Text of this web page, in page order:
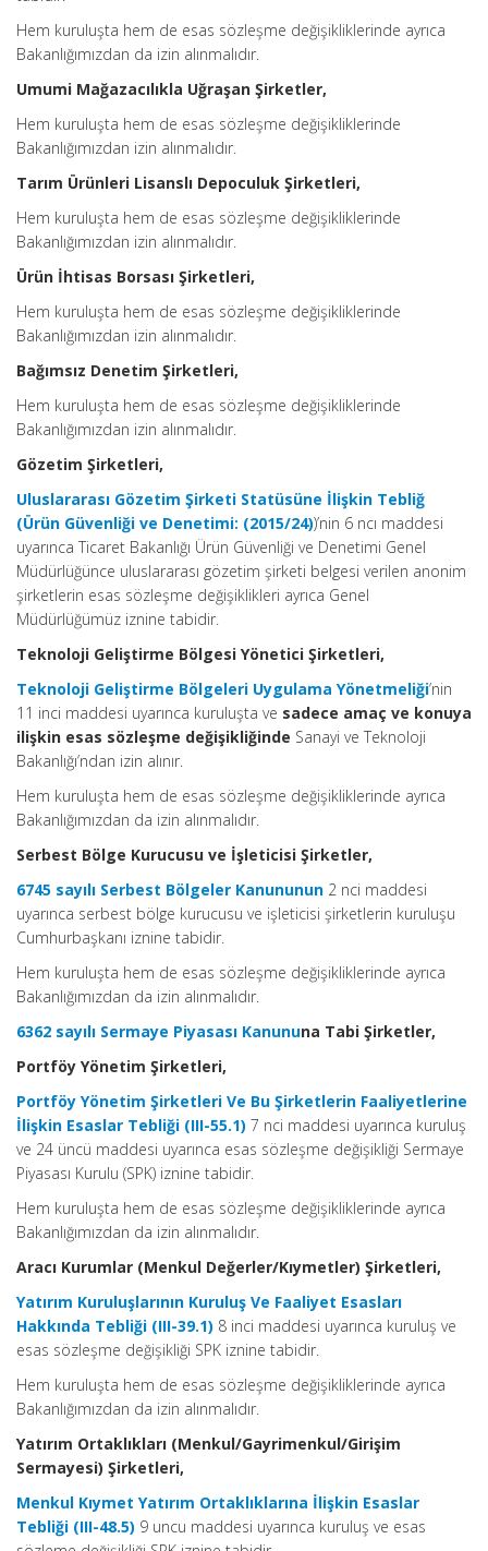
Hem kuruluşta hem de esas sözleşme değişikliklerinde ayrıca
Bakanlığımızdan da izin alınmalıdır.
Umumi Mağazacılıkla Uğraşan Şirketler,
Hem kuruluşta hem de esas sözleşme değişikliklerinde
Bakanlığımızdan izin alınmalıdır.
Tarım Ürünleri Lisanslı Depoculuk Şirketleri,
Hem kuruluşta hem de esas sözleşme değişikliklerinde
Bakanlığımızdan izin alınmalıdır.
Ürün İhtisas Borsası Şirketleri,
Hem kuruluşta hem de esas sözleşme değişikliklerinde
Bakanlığımızdan izin alınmalıdır.
Bağımsız Denetim Şirketleri,
Hem kuruluşta hem de esas sözleşme değişikliklerinde
Bakanlığımızdan izin alınmalıdır.
Gözetim Şirketleri,
Uluslararası Gözetim Şirketi Statüsüne İlişkin Tebliğ
(Ürün Güvenliği ve Denetimi: (2015/24))’nin 6 ncı maddesi
uyarınca Ticaret Bakanlığı Ürün Güvenliği ve Denetimi Genel
Müdürlüğünce uluslararası gözetim şirketi belgesi verilen anonim
şirketlerin esas sözleşme değişiklikleri ayrıca Genel
Müdürlüğümüz iznine tabidir.
Teknoloji Geliştirme Bölgesi Yönetici Şirketleri,
Teknoloji Geliştirme Bölgeleri Uygulama Yönetmeliği’nin
11 inci maddesi uyarınca kuruluşta ve sadece amaç ve konuya
ilişkin esas sözleşme değişikliğinde Sanayi ve Teknoloji
Bakanlığı’ndan izin alınır.
Hem kuruluşta hem de esas sözleşme değişikliklerinde ayrıca
Bakanlığımızdan da izin alınmalıdır.
Serbest Bölge Kurucusu ve İşleticisi Şirketler,
6745 sayılı Serbest Bölgeler Kanununun 2 nci maddesi
uyarınca serbest bölge kurucusu ve işleticisi şirketlerin kuruluşu
Cumhurbaşkanı iznine tabidir.
Hem kuruluşta hem de esas sözleşme değişikliklerinde ayrıca
Bakanlığımızdan da izin alınmalıdır.
6362 sayılı Sermaye Piyasası Kanununa Tabi Şirketler,
Portföy Yönetim Şirketleri,
Portföy Yönetim Şirketleri Ve Bu Şirketlerin Faaliyetlerine
İlişkin Esaslar Tebliği (III-55.1) 7 nci maddesi uyarınca kuruluş
ve 24 üncü maddesi uyarınca esas sözleşme değişikliği Sermaye
Piyasası Kurulu (SPK) iznine tabidir.
Hem kuruluşta hem de esas sözleşme değişikliklerinde ayrıca
Bakanlığımızdan da izin alınmalıdır.
Aracı Kurumlar (Menkul Değerler/Kıymetler) Şirketleri,
Yatırım Kuruluşlarının Kuruluş Ve Faaliyet Esasları
Hakkında Tebliği (III-39.1) 8 inci maddesi uyarınca kuruluş ve
esas sözleşme değişikliği SPK iznine tabidir.
Hem kuruluşta hem de esas sözleşme değişikliklerinde ayrıca
Bakanlığımızdan da izin alınmalıdır.
Yatırım Ortaklıkları (Menkul/Gayrimenkul/Girişim
Sermayesi) Şirketleri,
Menkul Kıymet Yatırım Ortaklıklarına İlişkin Esaslar
Tebliği (III-48.5) 9 uncu maddesi uyarınca kuruluş ve esas